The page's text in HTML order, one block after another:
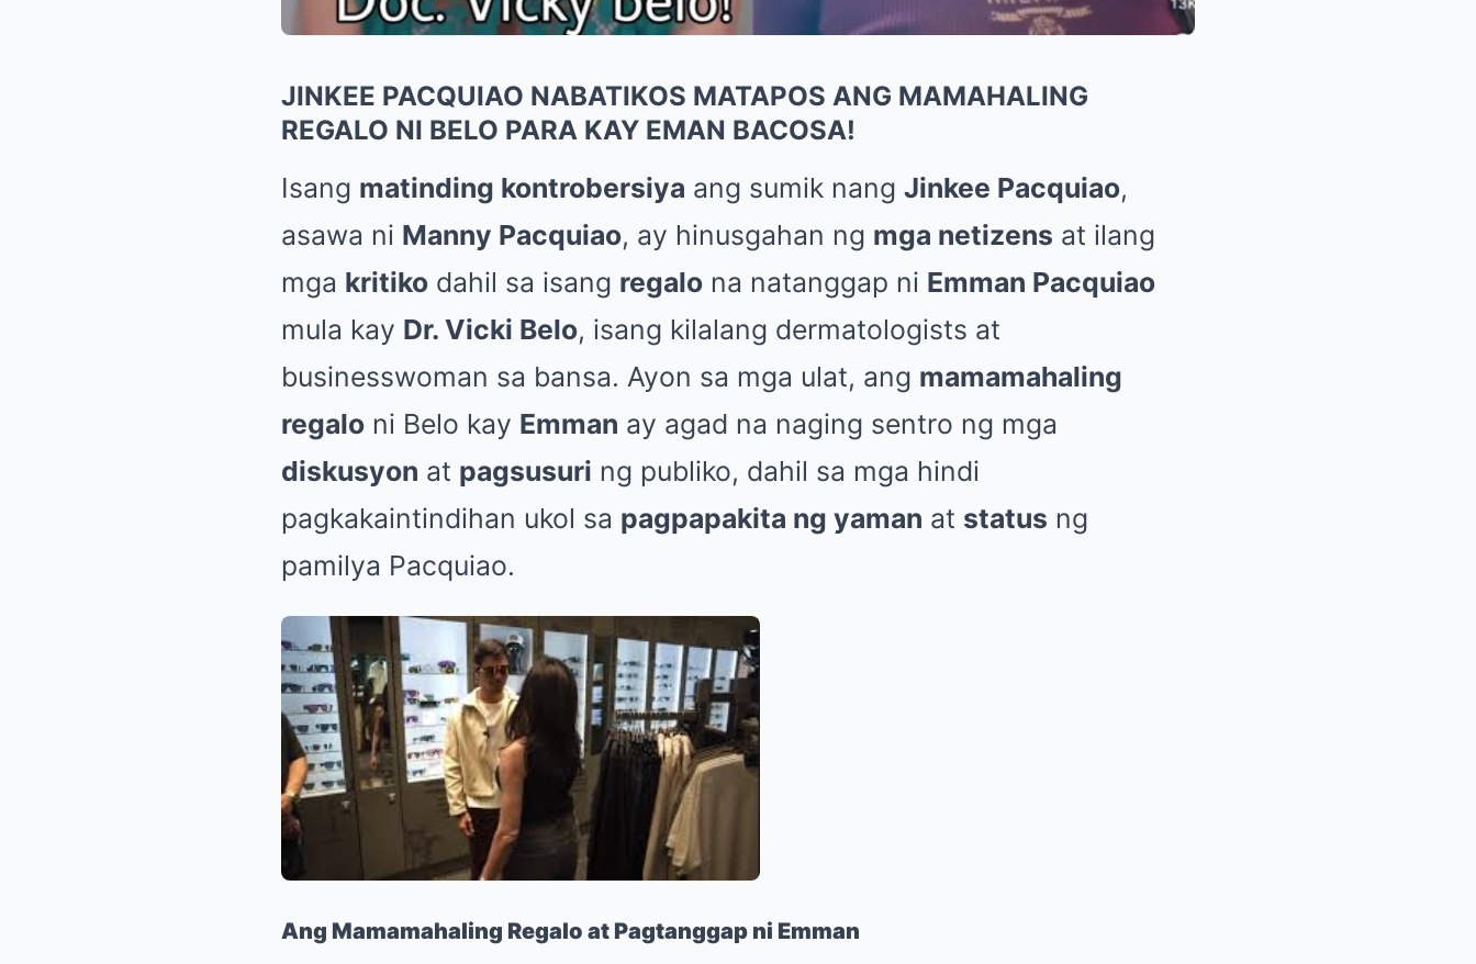
JINKEE PACQUIAO NABATIKOS MATAPOS ANG MAMAHALING
REGALO NI BELO PARA KAY EMAN BACOSA!
Isang matinding kontrobersiya ang sumik nang Jinkee Pacquiao,
asawa ni Manny Pacquiao, ay hinusgahan ng mga netizens at ilang
mga kritiko dahil sa isang regalo na natanggap ni Emman Pacquiao
mula kay Dr. Vicki Belo, isang kilalang dermatologists at
businesswoman sa bansa. Ayon sa mga ulat, ang mamamahaling
regalo ni Belo kay Emman ay agad na naging sentro ng mga
diskusyon at pagsusuri ng publiko, dahil sa mga hindi
pagkakaintindihan ukol sa pagpapakita ng yaman at status ng
pamilya Pacquiao.
Ang Mamamahaling Regalo at Pagtanggap ni Emman